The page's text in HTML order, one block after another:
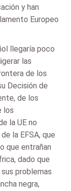
y han
Europeo
llegaría poco
las
de los
Decisión de
de los
los
la UE no
la EFSA, que
que entrañan
dado que
problemas
negra,